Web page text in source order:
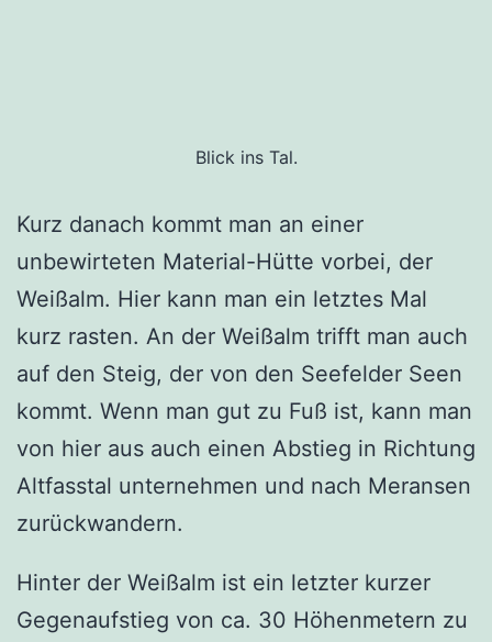
Blick ins Tal.
Kurz danach kommt man an einer
unbewirteten Material-Hütte vorbei, der
Weißalm. Hier kann man ein letztes Mal
kurz rasten. An der Weißalm trifft man auch
auf den Steig, der von den Seefelder Seen
kommt. Wenn man gut zu Fuß ist, kann man
von hier aus auch einen Abstieg in Richtung
Altfasstal unternehmen und nach Meransen
zurückwandern.
Hinter der Weißalm ist ein letzter kurzer
Gegenaufstieg von ca. 30 Höhenmetern zu